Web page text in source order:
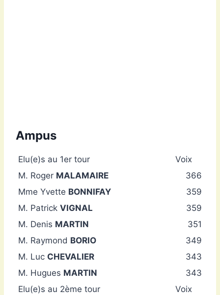
Ampus
Elu(e)s au 1er tour
Voix
M. Roger MALAMAIRE
366
Mme Yvette BONNIFAY
359
M. Patrick VIGNAL
359
M. Denis MARTIN
351
M. Raymond BORIO
349
M. Luc CHEVALIER
343
M. Hugues MARTIN
343
Elu(e)s au 2ème tour
Voix